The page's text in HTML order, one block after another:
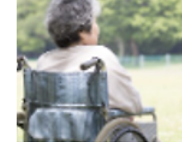
과 1. 경도인지장애란? 경도인지장애는 정상
로, 치매의 초기 단계에 해당합니다. 이 상
해 점차 저하되면서 인지능력이 저하됩니다.
러한 ..